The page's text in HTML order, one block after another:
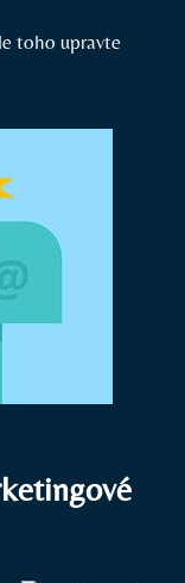
toho upravte